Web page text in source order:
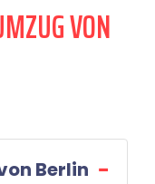
VON
Berlin